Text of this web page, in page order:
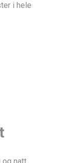
i hele